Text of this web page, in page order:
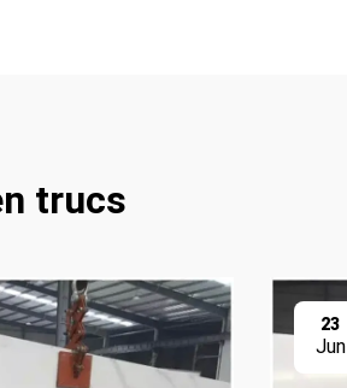
trucs
23
Jun